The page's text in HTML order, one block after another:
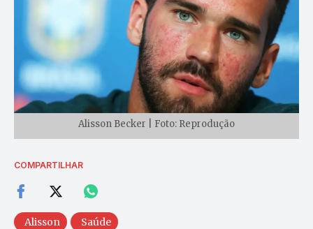
Alisson Becker | Foto: Reprodução
COMPARTILHAR
Alisson Saúde